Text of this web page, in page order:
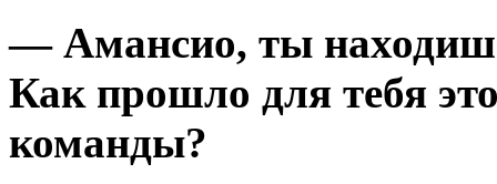
— Амансио, ты
Как прошло для тебя
команды?